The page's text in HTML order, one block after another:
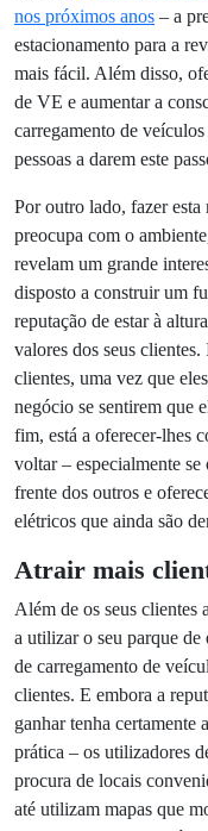
Promover a
fidelidade do
A instalação de
elétricos no seu
lugar, uma excelente
lhe que está a fazer a
além de cumprir as
mesmas. De facto,
comprometeu-se
motor de combustão
preparação
para a revolução dos
Além disso, oferecer
VE e aumentar a
carregamento de
encorajar outras
Por outro lado, fazer
clientes que se
cada vez mais
Demonstra que o seu
futuro mais verde e
altura da tendência e
clientes. Isto
uma vez que eles são
negócio se sentirem
crenças. Por fim, está